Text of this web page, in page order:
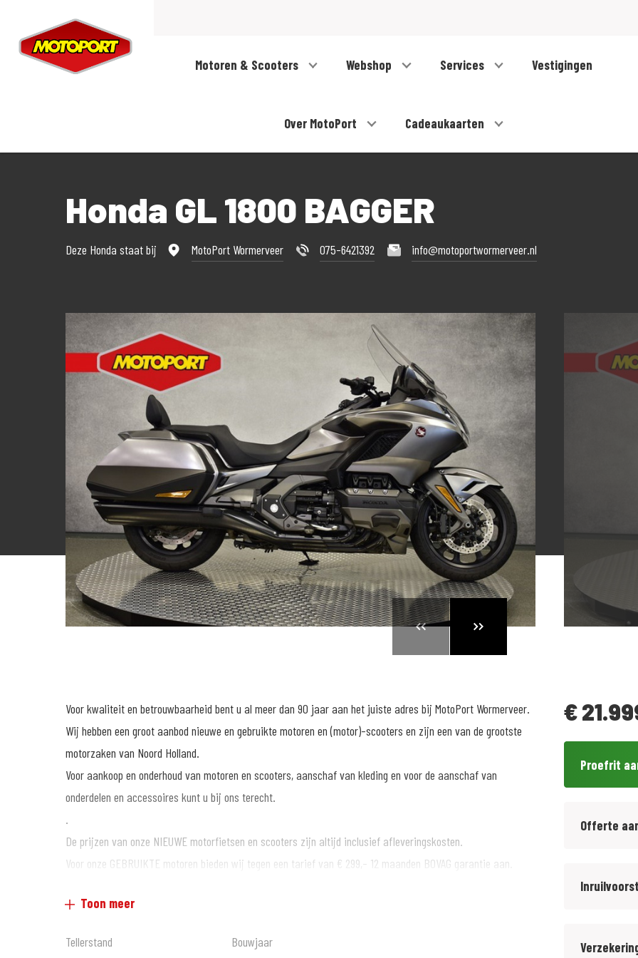
Motoren & Scooters Webshop Services Vestigingen
Over MotoPort Cadeaukaarten
Honda GL 1800 BAGGER
Deze Honda staat bij MotoPort Wormerveer 075-6421392 info@motoportwormerveer.nl
Voor kwaliteit en betrouwbaarheid bent u al meer dan 90 jaar aan het juiste adres bij MotoPort Wormerveer.
Wij hebben een groot aanbod nieuwe en gebruikte motoren en (motor)-scooters en zijn een van de grootste
motorzaken van Noord Holland.
Voor aankoop en onderhoud van motoren en scooters, aanschaf van kleding en voor de aanschaf van
onderdelen en accessoires kunt u bij ons terecht.
.
De prijzen van onze NIEUWE motorfietsen en scooters zijn altijd inclusief afleveringskosten.
Voor onze GEBRUIKTE motoren bieden wij tegen een tarief van € 299,- 12 maanden BOVAG garantie aan.
.
en verkoop van alle merken is bij ons mogelijk, nieuw en gebruikt.
Toon meer
Tellerstand
Bouwjaar
€
Proefrit
Offerte